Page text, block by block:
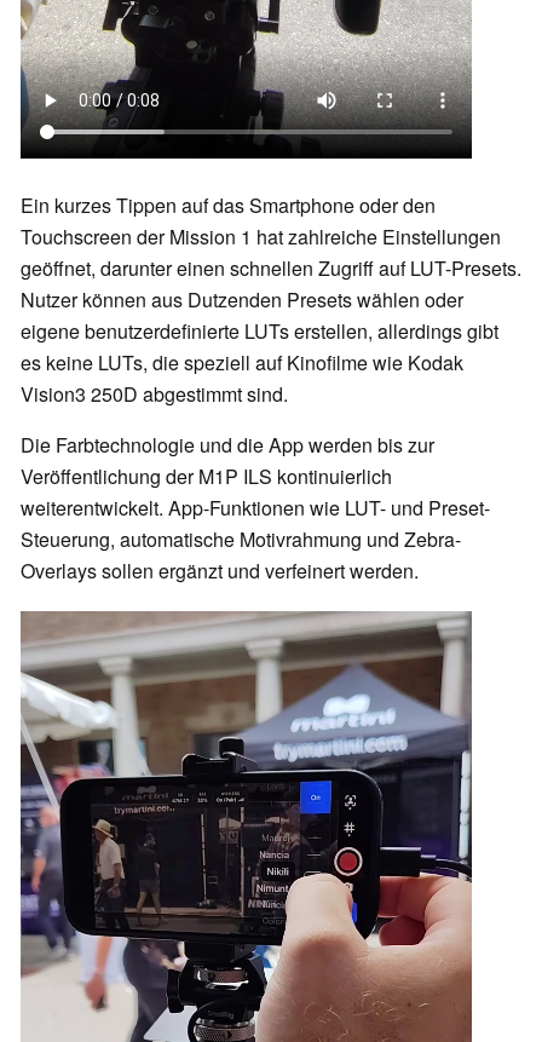
Ein kurzes Tippen auf das Smartphone oder den
Touchscreen der Mission 1 hat zahlreiche Einstellungen
geöffnet, darunter einen schnellen Zugriff auf LUT-Presets.
Nutzer können aus Dutzenden Presets wählen oder
eigene benutzerdefinierte LUTs erstellen, allerdings gibt
es keine LUTs, die speziell auf Kinofilme wie Kodak
Vision3 250D abgestimmt sind.
Die Farbtechnologie und die App werden bis zur
Veröffentlichung der M1P ILS kontinuierlich
weiterentwickelt. App-Funktionen wie LUT- und Preset-
Steuerung, automatische Motivrahmung und Zebra-
Overlays sollen ergänzt und verfeinert werden.